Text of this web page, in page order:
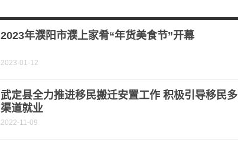
2023年濮阳市濮上家肴“年货美食节”开幕
2023-01-12
武定县全力推进移民搬迁安置工作 积极引导移民多
渠道就业
2022-11-09